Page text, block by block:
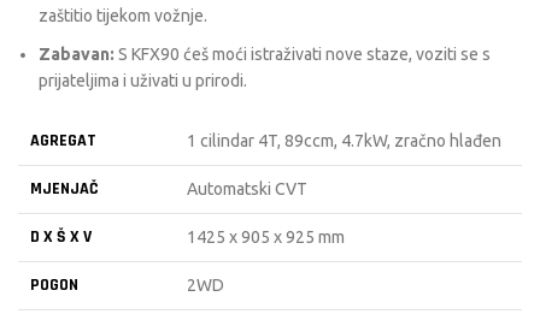
zaštitio tijekom vožnje.
Zabavan: S KFX90 ćeš moći istraživati nove staze, voziti se s
prijateljima i uživati u prirodi.
AGREGAT 1 cilindar 4T, 89ccm, 4.7kW, zračno hlađen
MJENJAČ Automatski CVT
D X Š X V 1425 x 905 x 925 mm
POGON 2WD